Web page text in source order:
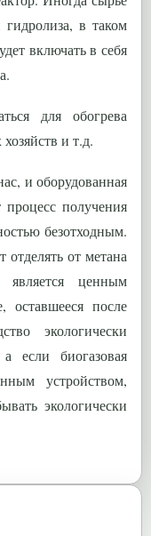
в таком
включать в себя
для обогрева
и т.д.
и оборудованная
получения
безотходным.
от метана
является ценным
после
экологически
если биогазовая
устройством,
экологически